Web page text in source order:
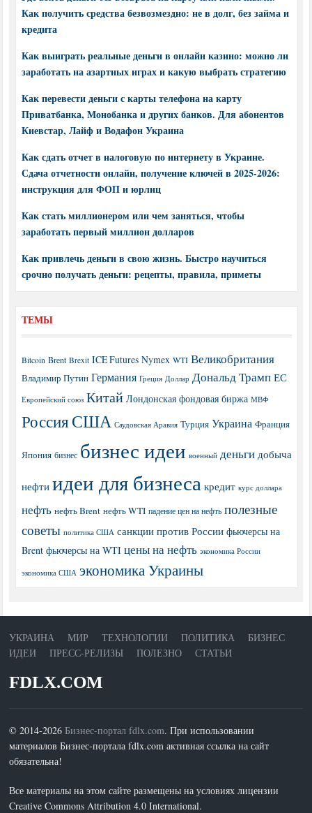
Как получить средства безвозмездно: не в долг, без займа и
кредита
Как выиграть реальные деньги в онлайн казино: можно ли
заработать на азартных играх и какую выбрать стратегию
Как перевести деньги с карты телефона на карту
Приватбанка, Монобанка и других банков. Для абонентов
Киевстар, Лайф и Водафон Украина
Как сдать отчет в налоговую по интернету в Украине.
Сдача отчетности онлайн, получение ключей в 2025-2026:
инструкция для ФОП и юрлиц
Как стать миллионером или чем заняться, чтобы
заработать первый миллион долларов
Как привлечь деньги в свою жизнь. Быстро научиться
срочно получать деньги: рецепты, правила, приметы
ТЕМЫ
Bitcoin Brent Brexit ICE Futures Nymex WTI Великобритания
Владимир Путин Германия Греция Доллар Дональд Трамп ЕС
Европейский союз Китай Лондонская фондовая биржа МВФ
РоссияСША Саудовская Аравия Турция Украина Франция
Япония бизнес бизнес идеи военный деньги добыча
нефти идеи для бизнеса кредит курс доллара
нефть нефть Brent нефть WTI падение цен на нефть полезные
советы политика США санкции против России фьючерсы на
Brent фьючерсы на WTI цены на нефть экономика России
экономика США экономика Украины
УКРАИНА МИР ТЕХНОЛОГИИ ПОЛИТИКА
БИЗНЕС
ИДЕИ
ПРЕСС-РЕЛИЗЫ ПОЛЕЗНО СТАТЬИ
FDLX.COM
© 2014-2026Бизнес-портал fdlx.com. При использовании
материалов Бизнес-портала fdlx.com активная ссылка на сайт
обязательна!
Все материалы на этом сайте размещены на условиях лицензии
Creative Commons Attribution 4.0 International.